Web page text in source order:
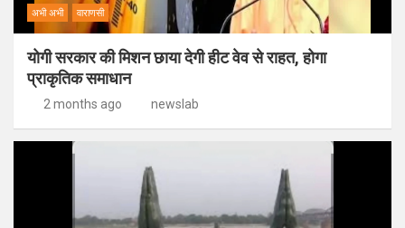
अभी अभी वाराणसी
योगी सरकार की मिशन छाया देगी हीट वेव से राहत, होगा
प्राकृतिक समाधान
2 months ago newslab